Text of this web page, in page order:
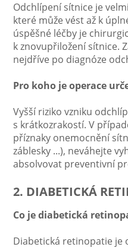
Odchlípení sítnice je
které může vést až k
úspěšné léčby je
k znovupřiložení sítnice.
nejdříve po diagnóze
Pro koho je operace
Vyšší riziko vzniku
s krátkozrakostí. V
příznaky onemocnění
záblesky ...), neváhejte
absolvovat preventivní
2. DIABETICKÁ
Co je diabetická
Diabetická retinopatie je